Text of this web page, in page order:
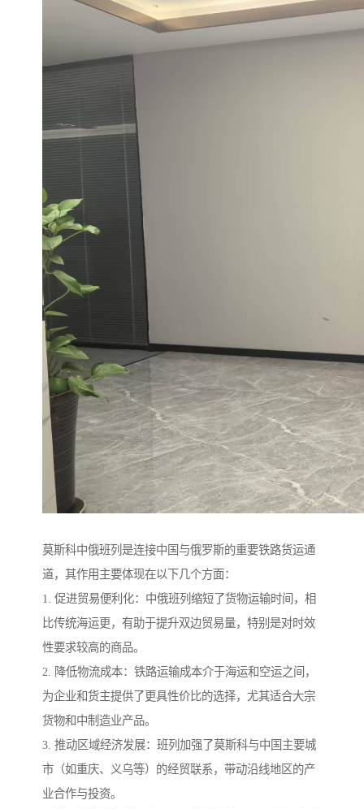
莫斯科中俄班列是连接中国与俄罗斯的重要铁路货运通
道，其作用主要体现在以下几个方面：
1. 促进贸易便利化：中俄班列缩短了货物运输时间，相
比传统海运更，有助于提升双边贸易量，特别是对时效
性要求较高的商品。
2. 降低物流成本：铁路运输成本介于海运和空运之间，
为企业和货主提供了更具性价比的选择，尤其适合大宗
货物和中制造业产品。
3. 推动区域经济发展：班列加强了莫斯科与中国主要城
市（如重庆、义乌等）的经贸联系，带动沿线地区的产
业合作与投资。